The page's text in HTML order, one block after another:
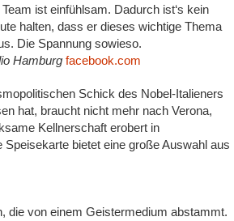
ist einfühlsam. Dadurch ist‘s kein
halten, dass er dieses wichtige Thema
Die Spannung sowieso.
Hamburg facebook.com
Schick des Nobel-Italieners
hat, braucht nicht mehr nach Verona,
Kellnerschaft erobert in
bietet eine große Auswahl aus
die von einem Geistermedium abstammt.